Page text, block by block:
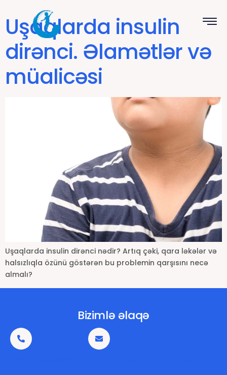
Uşaqlarda insulin
dirənci. Əlamətlər və
müalicəsi
Uşaqlarda insulin dirənci nədir? Artıq çəki, qara ləkələr və
halsızlıqla özünü göstərən bu problemin qarşısını necə
almalı?
Bizimlə əlaqə